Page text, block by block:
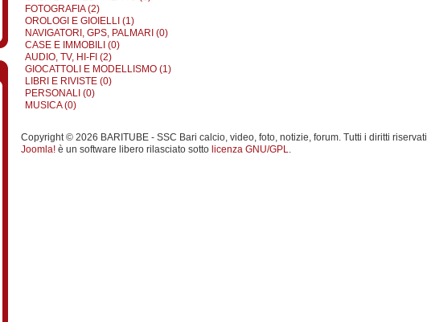
FOTOGRAFIA (2)
OROLOGI E GIOIELLI (1)
NAVIGATORI, GPS, PALMARI (0)
CASE E IMMOBILI (0)
AUDIO, TV, HI-FI (2)
GIOCATTOLI E MODELLISMO (1)
LIBRI E RIVISTE (0)
PERSONALI (0)
MUSICA (0)
Copyright © 2026 BARITUBE - SSC Bari calcio, video, foto, notizie, forum. Tutti i diritti
Joomla! è un software libero rilasciato sotto licenza GNU/GPL